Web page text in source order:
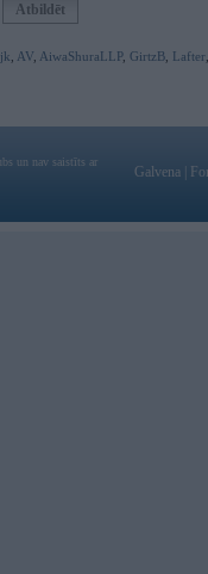
Atbildēt
AV AiwaShuraLLP, GirtzB Lafter
un nav saistīts ar
Galvena